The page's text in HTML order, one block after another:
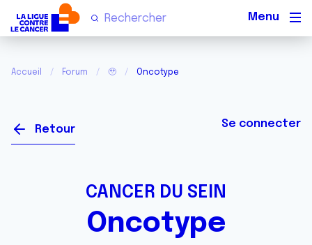
Accueil Forum 🥹 Oncotype
Retour Se connecter
CANCER DU SEIN
Oncotype